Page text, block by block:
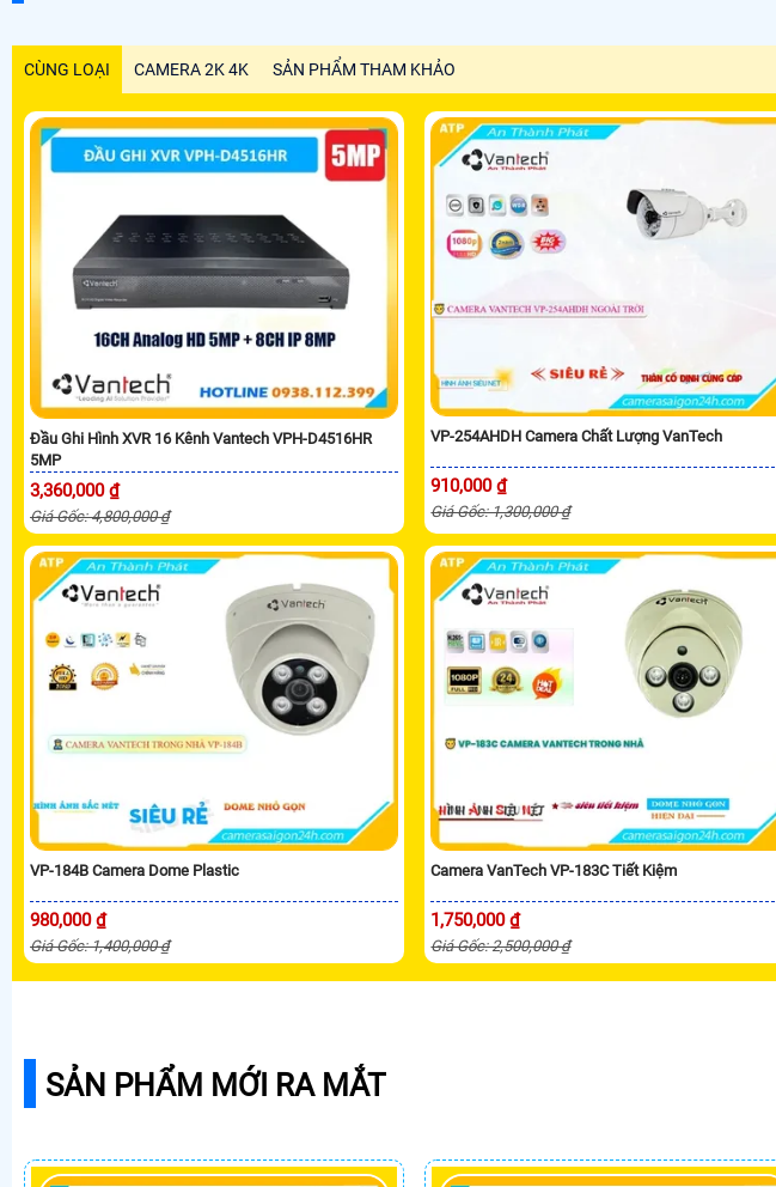
CÙNG LOẠI CAMERA 2K 4K SẢN PHẨM THAM KHẢO
Đầu Ghi Hình XVR 16 Kênh Vantech VPH-D4516HR
5MP
3,360,000 ₫
Giá Gốc: 4,800,000 ₫
VP-254AHDH Camera Chất Lượng VanTech
910,000 ₫
Giá Gốc: 1,300,000 ₫
VP-184B Camera Dome Plastic
980,000 ₫
Giá Gốc: 1,400,000 ₫
Camera VanTech VP-183C Tiết Kiệm
1,750,000 ₫
Giá Gốc: 2,500,000 ₫
SẢN PHẨM MỚI RA MẮT